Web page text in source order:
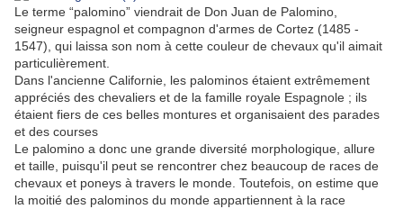
Le terme “palomino” viendrait de Don Juan de Palomino,
seigneur espagnol et compagnon d'armes de Cortez (1485 -
1547), qui laissa son nom à cette couleur de chevaux qu'il aimait
particulièrement.
Dans l'ancienne Californie, les palominos étaient extrêmement
appréciés des chevaliers et de la famille royale Espagnole ; ils
étaient fiers de ces belles montures et organisaient des parades
et des courses
Le palomino a donc une grande diversité morphologique, allure
et taille, puisqu'il peut se rencontrer chez beaucoup de races de
chevaux et poneys à travers le monde. Toutefois, on estime que
la moitié des palominos du monde appartiennent à la race